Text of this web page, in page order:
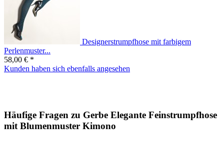
Designerstrumpfhose mit farbigem
Perlenmuster...
58,00 € *
Kunden haben sich ebenfalls angesehen
Häufige Fragen zu Gerbe Elegante Feinstrumpfhose
mit Blumenmuster Kimono